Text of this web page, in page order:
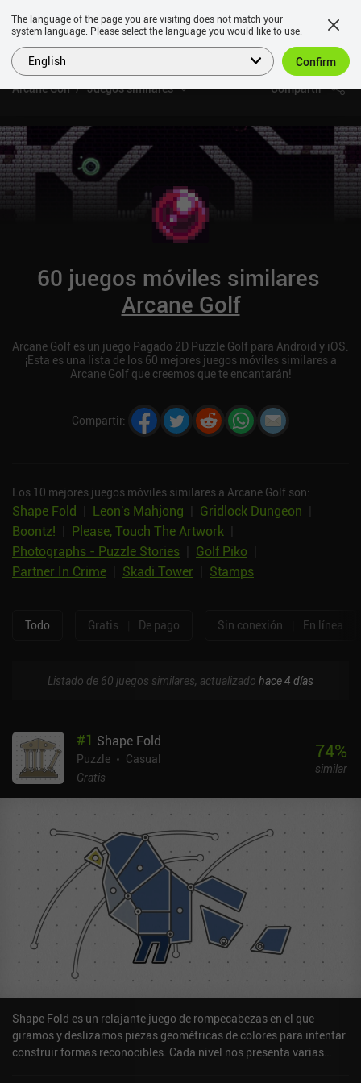
Arcane Golf Juegos similares Compartir
60 juegos móviles similares
Arcane Golf
Arcane Golf es un juego Pagado 2D Puzzle Golf para Android y iOS.
¡Esta es una lista de los 60 mejores juegos móviles similares a
Arcane Golf que creemos que te encantarán!
Compartir:
Los 10 mejores juegos móviles similares a Arcane Golf son:
Shape Fold Leon's Mahjong Gridlock Dungeon
Boontz!
Please, Touch The Artwork
Photographs - Puzzle Stories
Golf Piko
Partner In Crime
Skadi Tower Stamps
Todo Gratis De pago Sin conexión En línea
Listado de 60 juegos similares, actualizado hace 4 días
#1 Shape Fold
Puzzle
Casual
Gratis
74%
similar
Shape Fold es un relajante juego de rompecabezas en el que
giramos y deslizamos piezas geométricas de colores para intentar
construir formas reconocibles. Cada nivel nos presenta varias
The language of the page you are visiting does not match your
system language. Please select the language you would like to use.
English Confirm